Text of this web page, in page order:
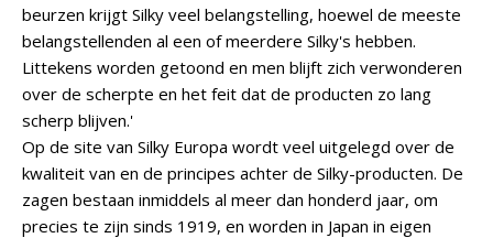
beurzen krijgt Silky veel belangstelling, hoewel de meeste
belangstellenden al een of meerdere Silky's hebben.
Littekens worden getoond en men blijft zich verwonderen
over de scherpte en het feit dat de producten zo lang
scherp blijven.'
Op de site van Silky Europa wordt veel uitgelegd over de
kwaliteit van en de principes achter de Silky-producten. De
zagen bestaan inmiddels al meer dan honderd jaar, om
precies te zijn sinds 1919, en worden in Japan in eigen